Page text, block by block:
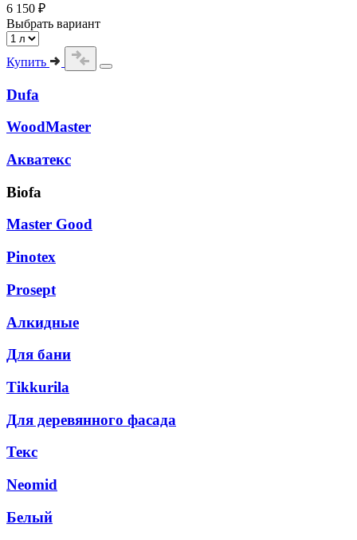
6 150 ₽
Выбрать вариант
Купить
Dufa
WoodMaster
Акватекс
Biofa
Master Good
Pinotex
Prosept
Алкидные
Для бани
Tikkurila
Для деревянного фасада
Текс
Neomid
Белый